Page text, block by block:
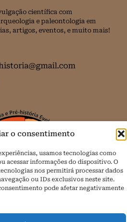
o consentimento
usamos tecnologias como
acessar informações do dispositivo. O
nos permitirá processar dados
ou IDs exclusivos neste site.
pode afetar negativamente
científica com
e paleontologia em
artigos, eventos, e muito mais!